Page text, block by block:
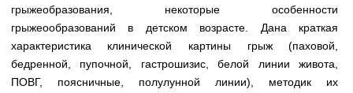
Обратная связь
Добавить материал
FAQ
грыжеобразования, некоторые особенности
грыжеообразований в детском возрасте. Дана краткая
характеристика клинической картины грыж (паховой,
бедренной, пупочной, гастрошизис, белой линии живота,
ПОВГ, поясничные, полулунной линии), методик их